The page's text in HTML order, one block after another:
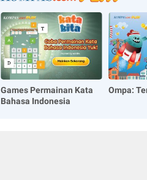
Games Permainan Kata
Bahasa Indonesia
Ompa: